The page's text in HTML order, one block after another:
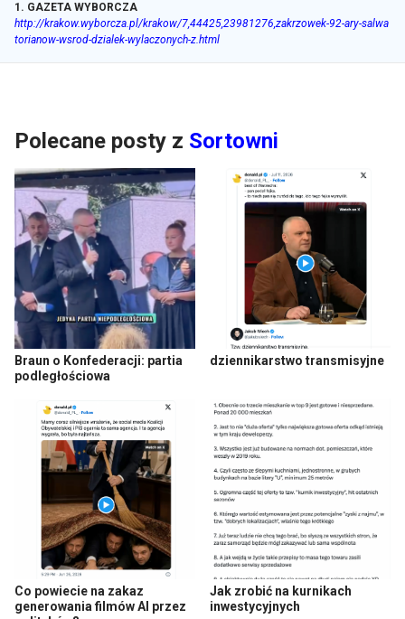
1 . GAZETA WYBORCZA
http://krakow.wyborcza.pl/krakow/7,44425,23981276,zakrzowek-92-ary-salwa
torianow-wsrod-dzialek-wylaczonych-z.html
Polecane posty z Sortowni
Braun o Konfederacji: partia
podległościowa
dziennikarstwo transmisyjne
Co powiecie na zakaz
generowania filmów AI przez
Jak zrobić na kurnikach
inwestycyjnych